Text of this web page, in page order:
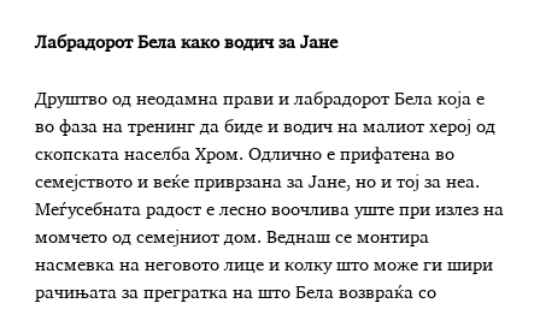
Лабрадорот Бела како водич за Јане
Друштво од неодамна прави и лабрадорот Бела која е
во фаза на тренинг да биде и водич на малиот херој од
скопската населба Хром. Одлично е прифатена во
семејството и веќе приврзана за Јане, но и тој за неа.
Меѓусебната радост е лесно воочлива уште при излез на
момчето од семејниот дом. Веднаш се монтира
насмевка на неговото лице и колку што може ги шири
рачињата за прегратка на што Бела возвраќа со